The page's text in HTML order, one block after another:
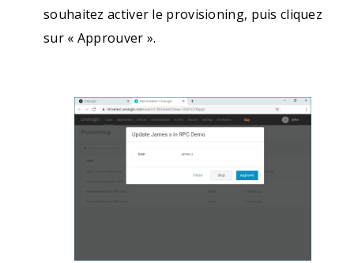
souhaitez activer le provisioning, puis cliquez
sur « Approuver ».